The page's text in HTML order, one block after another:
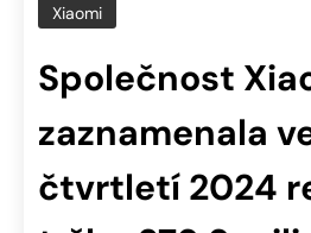
Xiaomi
Společnost
zaznamenala
čtvrtletí 2024